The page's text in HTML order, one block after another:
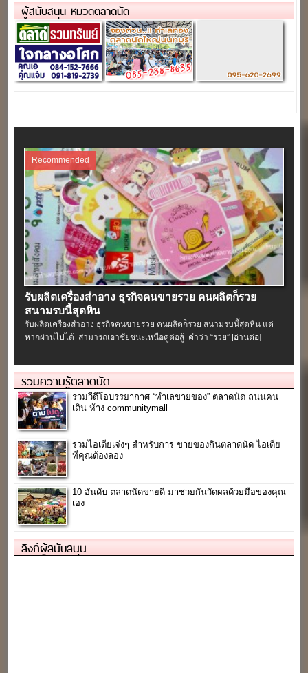
ผู้สนับสนุน หมวดตลาดนัด
Recommended
รับผลิตเครื่องสําอาง ธุรกิจคนขายรวย คนผลิตก็รวย
สนามรบนี้สุดหิน
รับผลิตเครื่องสําอาง ธุรกิจคนขายรวย คนผลิตก็รวย สนามรบนี้สุดหิน แต่
หากผ่านไปได้ สามารถเอาชัยชนะเหนือคู่ต่อสู้ คำว่า “รวย” [อ่านต่อ]
รวมความรู้ตลาดนัด
รวมวีดีโอบรรยากาศ “ทำเลขายของ” ตลาดนัด ถนนคน
เดิน ห้าง communitymall
รวมไอเดียเจ๋งๆ สำหรับการ ขายของกินตลาดนัด ไอเดีย
ที่คุณต้องลอง
10 อันดับ ตลาดนัดขายดี มาช่วยกันวัดผลด้วยมือของคุณ
เอง
ลิงก์ผู้สนับสนุน